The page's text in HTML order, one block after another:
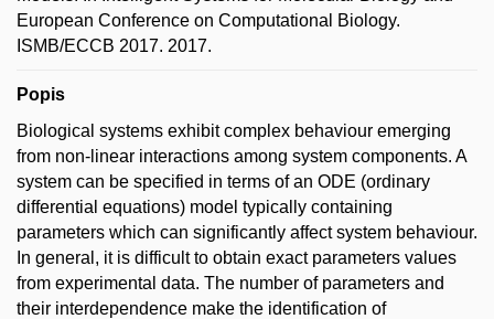
European Conference on Computational Biology.
ISMB/ECCB 2017. 2017.
Popis
Biological systems exhibit complex behaviour emerging
from non-linear interactions among system components. A
system can be specified in terms of an ODE (ordinary
differential equations) model typically containing
parameters which can significantly affect system behaviour.
In general, it is difficult to obtain exact parameters values
from experimental data. The number of parameters and
their interdependence make the identification of